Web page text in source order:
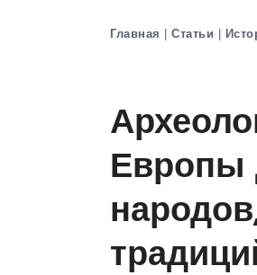
Главная | Статьи |
Европы